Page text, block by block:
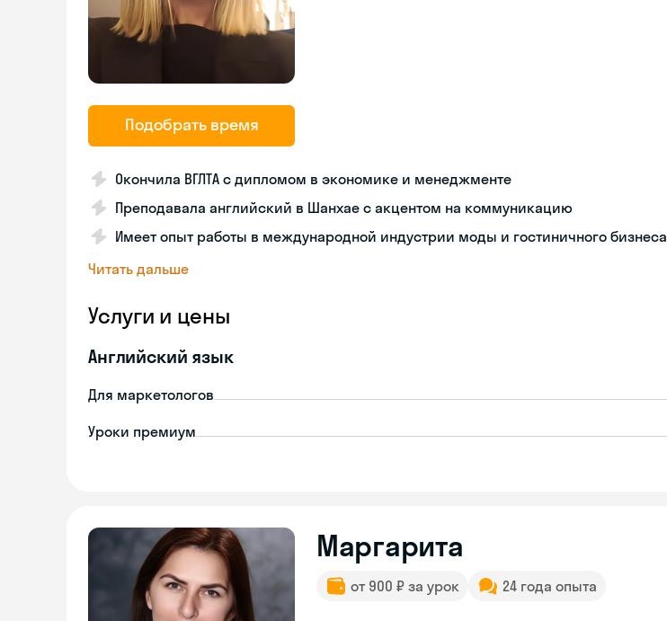
Подобрать время
Окончила ВГЛТА с дипломом в экономике и менеджменте
Преподавала английский в Шанхае с акцентом на коммуникацию
Имеет опыт работы в международной индустрии моды и гостиничного бизнеса
Читать дальше
Услуги и цены
Английский язык
Для маркетологов
Уроки премиум
Маргарита
от 900 ₽ за урок 24 года опыта